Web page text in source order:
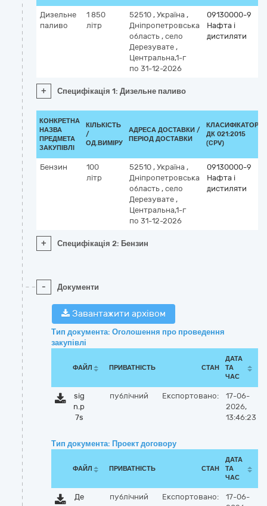
Дизельне
паливо
1 850
літр
52510 , Україна ,
Дніпропетровська
область , село
Дерезувате ,
Центральна,1-г
по 31-12-2026
09130000-9
Нафта і
дистиляти
+ Специфікація 1: Дизельне паливо
КОНКРЕТНА
НАЗВА
ПРЕДМЕТА
ЗАКУПІВЛІ
КІЛЬКІСТЬ
/
ОД.ВИМІРУ
АДРЕСА ДОСТАВКИ /
ПЕРІОД ДОСТАВКИ
КЛАСИФІКАТОР
ДК 021:2015
(CPV)
Бензин
100
літр
52510 , Україна ,
Дніпропетровська
область , село
Дерезувате ,
Центральна,1-г
по 31-12-2026
09130000-9
Нафта і
дистиляти
+ Специфікація 2: Бензин
- Документи
Завантажити архівом
Тип документа: Оголошення про проведення
закупівлі
ФАЙЛ ПРИВАТНІСТЬ СТАН
ДАТА
ТА
ЧАС
sig
n.p
7s
публічний Експортовано:
17-06-
2026,
13:46:23
Тип документа: Проект договору
ФАЙЛ ПРИВАТНІСТЬ СТАН
ДАТА
ТА
ЧАС
Де
публічний Експортовано:
17-06-